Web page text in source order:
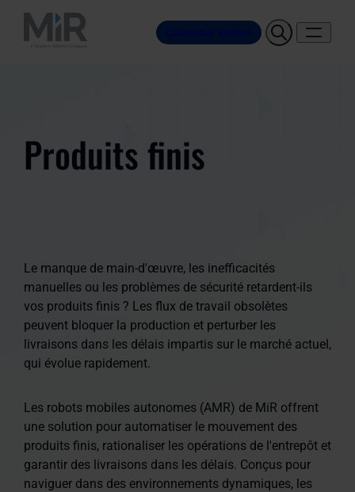
Contacter ventes
Produits finis
Le manque de main-d'œuvre, les inefficacités
manuelles ou les problèmes de sécurité retardent-ils
vos produits finis ? Les flux de travail obsolètes
peuvent bloquer la production et perturber les
livraisons dans les délais impartis sur le marché actuel,
qui évolue rapidement.
Les robots mobiles autonomes (AMR) de MiR offrent
une solution pour automatiser le mouvement des
produits finis, rationaliser les opérations de l'entrepôt et
garantir des livraisons dans les délais. Conçus pour
naviguer dans des environnements dynamiques, les